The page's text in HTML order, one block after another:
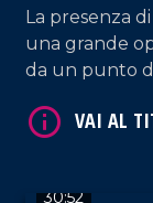
La presenza
una grande
da un punto
presenza di
30:52
VAI AL TITOLO